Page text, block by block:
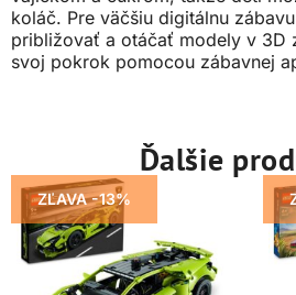
koláč. Pre väčšiu digitálnu
približovať a otáčať modely v 3D
svoj pokrok pomocou zábavnej
Ďalšie
ZĽAVA -13%